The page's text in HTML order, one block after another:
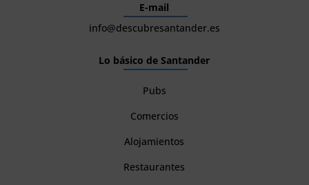
E-mail
info@descubresantander.es
Lo básico de Santander
Pubs
Comercios
Alojamientos
Restaurantes